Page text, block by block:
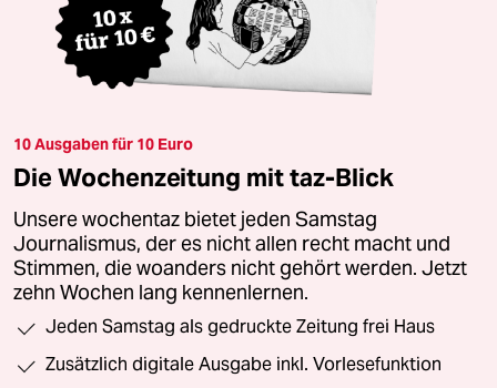
10 Ausgaben für 10 Euro
Die Wochenzeitung mit taz-Blick
Unsere wochentaz bietet jeden Samstag
Journalismus, der es nicht allen recht macht und
Stimmen, die woanders nicht gehört werden. Jetzt
zehn Wochen lang kennenlernen.
Jeden Samstag als gedruckte Zeitung frei Haus
Zusätzlich digitale Ausgabe inkl. Vorlesefunktion